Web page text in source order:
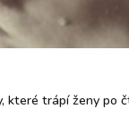
které trápí ženy po